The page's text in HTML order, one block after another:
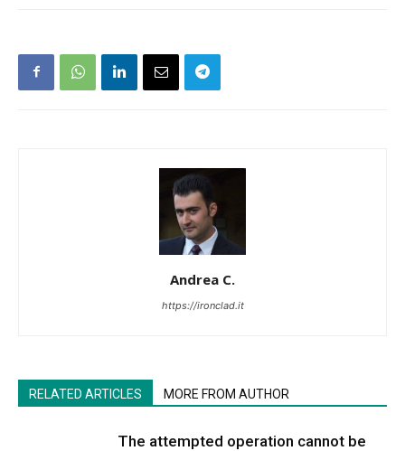
Andrea C.
https://ironclad.it
RELATED ARTICLES MORE FROM AUTHOR
The attempted operation cannot be